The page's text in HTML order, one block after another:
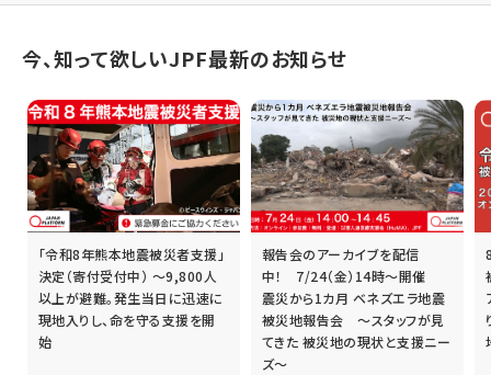
今、知って欲しいJPF最新のお知らせ
「令和8年熊本地震被災者支援」
決定（寄付受付中） ～9,800人
以上が避難。発生当日に迅速に
現地入りし、命を守る支援を開
始
報告会のアーカイブを配信
中！ 7/24（金）14時～開催
震災から1カ月 ベネズエラ地震
被災地報告会 ～スタッフが見
てきた 被災地の現状と支援ニー
ズ～